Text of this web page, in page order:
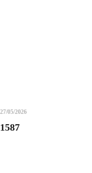
27/05/2026
1587